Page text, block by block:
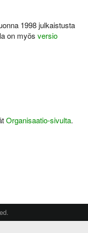
1998 julkaistusta
on myös versio
Organisaatio-sivulta.